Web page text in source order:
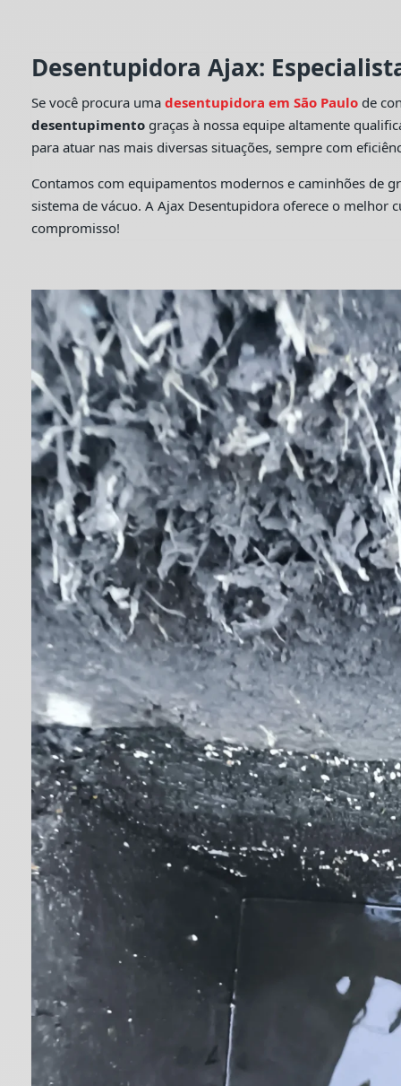
Desentupidora Ajax:
Se você procura uma desentupidora em São Paulo de
desentupimentograças à nossa equipe altamente
para atuar nas mais diversas situações, sempre com
Contamos com equipamentos modernos e caminhões de
sistema de vácuo. A Ajax Desentupidora oferece o melhor
compromisso!